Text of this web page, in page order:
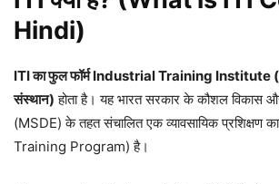
Hindi)
ITI का फुल फॉर्म Industrial Training Institute
संस्थान) होता है। यह भारत सरकार के कौशल विकास
(MSDE) के तहत संचालित एक व्यावसायिक प्रशिक्षण
Training Program) है।